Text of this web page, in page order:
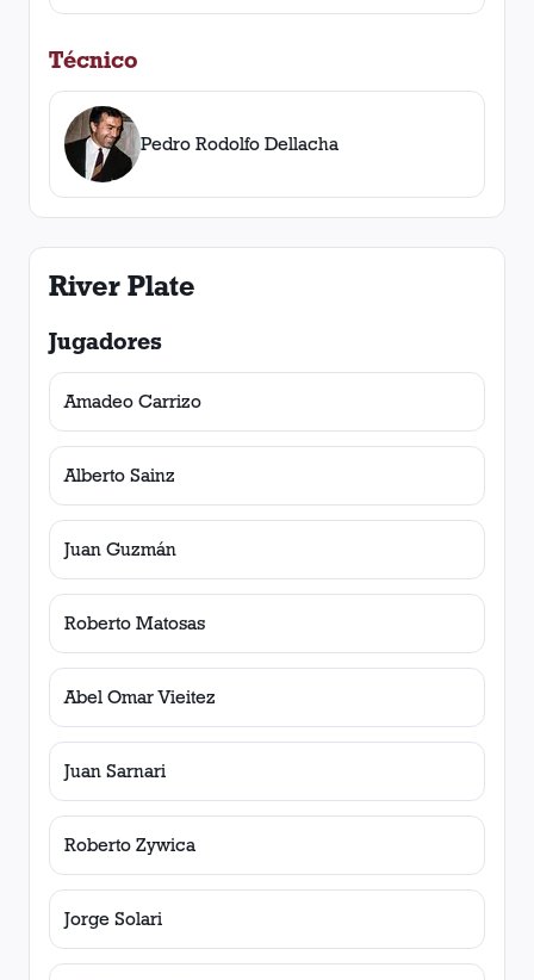
Técnico
Pedro Rodolfo Dellacha
River Plate
Jugadores
Amadeo Carrizo
Alberto Sainz
Juan Guzmán
Roberto Matosas
Abel Omar Vieitez
Juan Sarnari
Roberto Zywica
Jorge Solari